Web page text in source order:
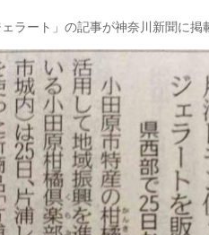
ラート」の記事が神奈川新聞に掲